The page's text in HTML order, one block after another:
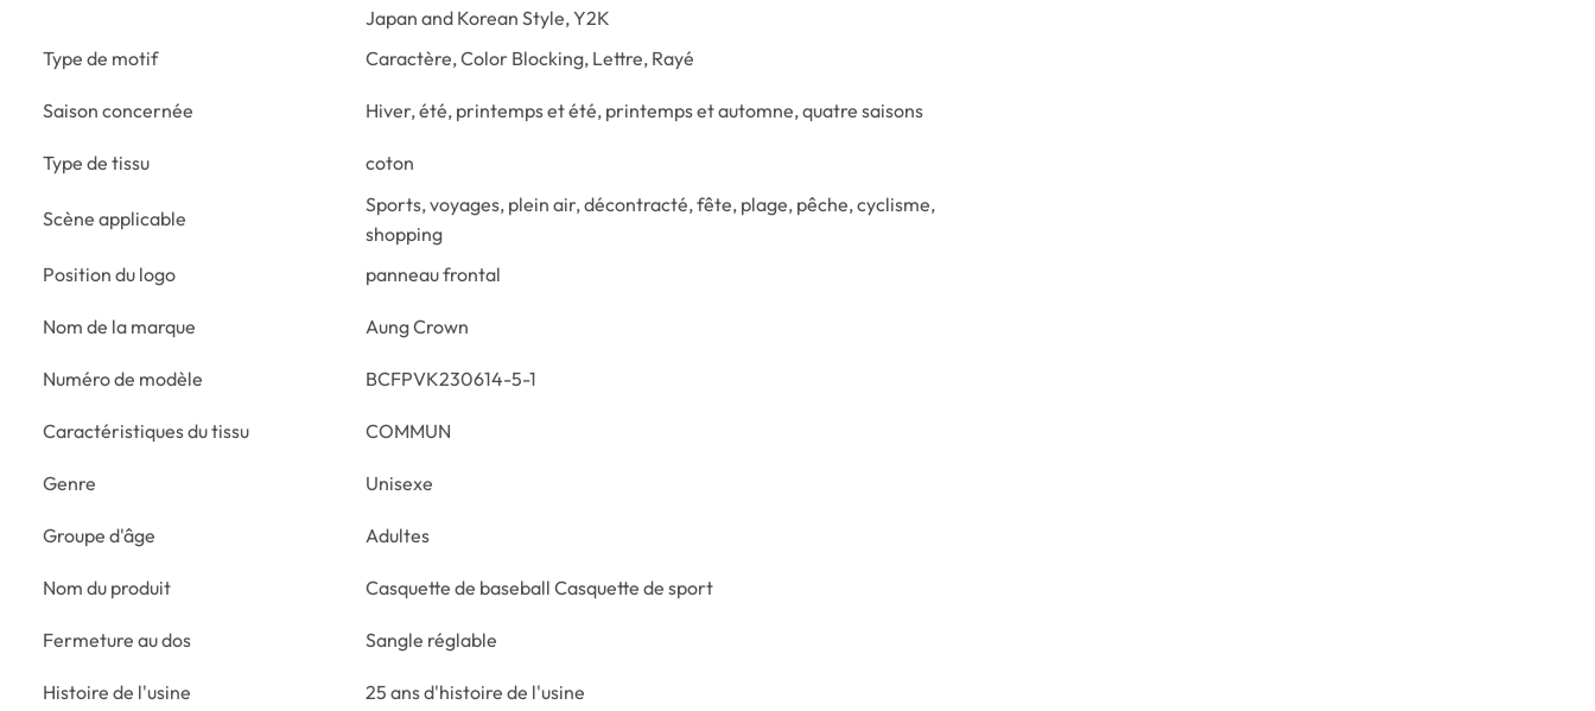
Japan and Korean Style, Y2K
Type de motif
Caractère, Color Blocking, Lettre, Rayé
Saison concernée Hiver, été, printemps et été, printemps et automne, quatre saisons
Type de tissu coton
Scène applicable
Sports, voyages, plein air, décontracté, fête, plage, pêche, cyclisme,
shopping
Position du logo
panneau frontal
Nom de la marque Aung Crown
Numéro de modèle BCFPVK230614-5-1
Caractéristiques du tissu COMMUN
Genre Unisexe
Groupe d'âge Adultes
Nom du produit Casquette de baseball Casquette de sport
Fermeture au dos Sangle réglable
Histoire de l'usine 25 ans d'histoire de l'usine